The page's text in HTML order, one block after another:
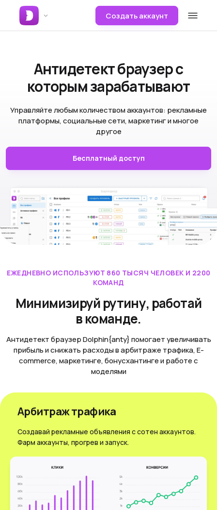
Создать аккаунт
Антидетект браузерс
которым зарабатывают
Управляйте любым количеством аккаунтов: рекламные
платформы, социальные сети, маркетинг и многое
другое
Бесплатный доступ
ЕЖЕДНЕВНО ИСПОЛЬЗУЮТ 860 ТЫСЯЧ ЧЕЛОВЕК И 2200
КОМАНД
Минимизируй рутину, работай
в команде.
Антидетект браузер Dolphin{anty} помогает увеличивать
прибыль и снижать расходы в арбитраже трафика, E-
commerce, маркетинге, бонусхантинге и работе с
моделями
Арбитраж трафика
Создавай рекламные объявления с сотен аккаунтов.
Фарм аккаунты, прогрев и запуск.